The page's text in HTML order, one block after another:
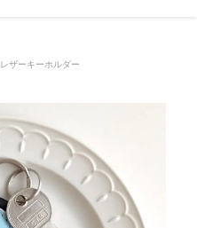
レザーキーホルダー